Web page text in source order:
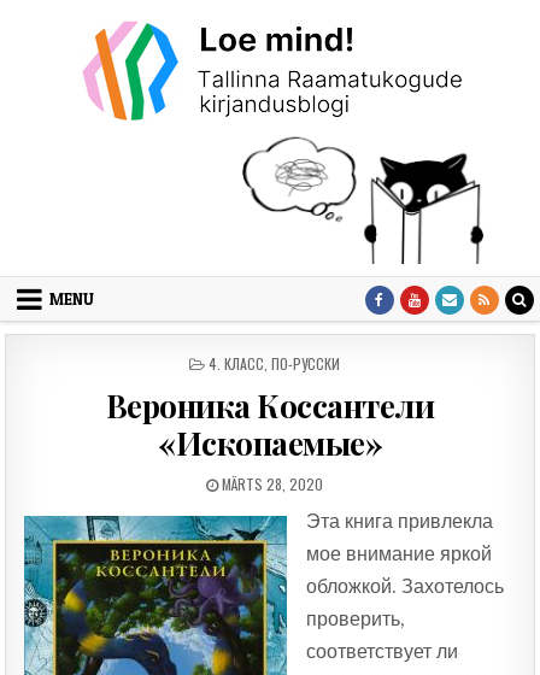
MENU
POSTED IN
4. КЛАСС ПО-РУССКИ
Вероника Коссантели
«Ископаемые»
PUBLISHED DATE:
MÄRTS 28, 2020
Эта книга привлекла
мое внимание яркой
обложкой. Захотелось
проверить,
соответствует ли